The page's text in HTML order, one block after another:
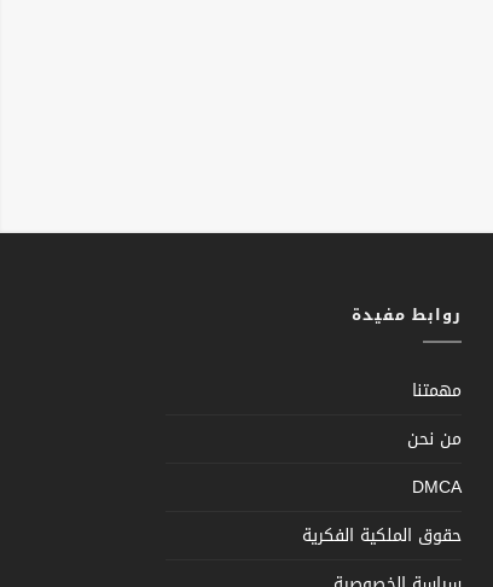
روابط مفيدة
مهمتنا
من نحن
DMCA
حقوق الملكية الفكرية